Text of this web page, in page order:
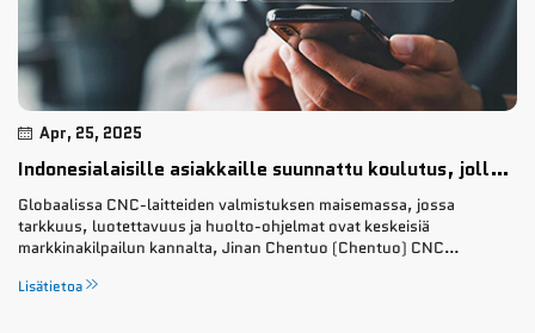
Apr, 25, 2025
Indonesialaisille asiakkaille suunnattu koulutus, jolla oppivat käyttämään konetta nopeasti ja oikein
Globaalissa CNC-laitteiden valmistuksen maisemassa, jossa
tarkkuus, luotettavuus ja huolto-ohjelmat ovat keskeisiä
markkinakilpailun kannalta, Jinan Chentuo (Chentuo) CNC
kumppanina. ...
Lisätietoa